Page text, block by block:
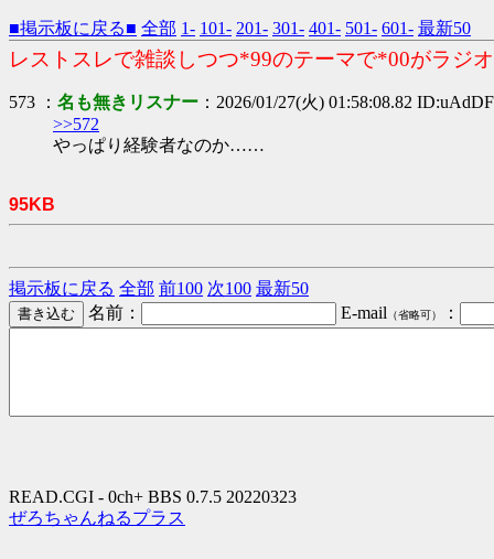
■掲示板に戻る■ 全部 1- 101- 201- 301- 401- 501- 601- 最新50
レストスレで雑談しつつ*99のテーマで*00がラジ
573 ： 名も無きリスナー ：2026/01/27(火) 01:58:08.82
>>572
やっぱり経験者なのか……
95KB
掲示板に戻る 全部 前100 次100 最新50
名前：
E-mail （省略可） ：
READ.CGI - 0ch+ BBS 0.7.5 20220323
ぜろちゃんねるプラス